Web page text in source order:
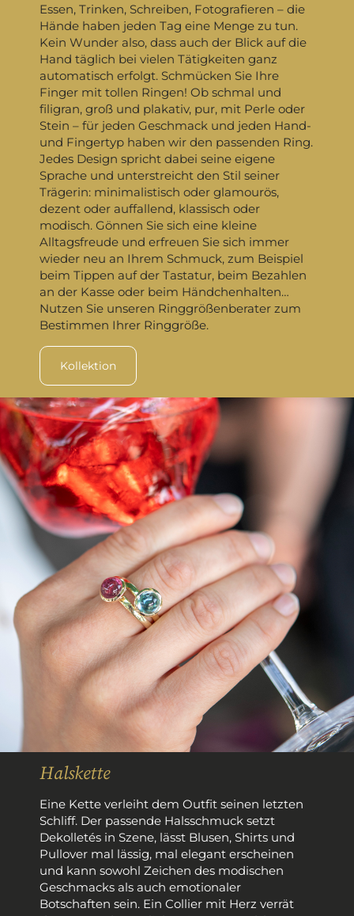
Essen, Trinken, Schreiben, Fotografieren – die
Hände haben jeden Tag eine Menge zu tun.
Kein Wunder also, dass auch der Blick auf die
Hand täglich bei vielen Tätigkeiten ganz
automatisch erfolgt. Schmücken Sie Ihre
Finger mit tollen Ringen! Ob schmal und
filigran, groß und plakativ, pur, mit Perle oder
Stein – für jeden Geschmack und jeden Hand-
und Fingertyp haben wir den passenden Ring.
Jedes Design spricht dabei seine eigene
Sprache und unterstreicht den Stil seiner
Trägerin: minimalistisch oder glamourös,
dezent oder auffallend, klassisch oder
modisch. Gönnen Sie sich eine kleine
Alltagsfreude und erfreuen Sie sich immer
wieder neu an Ihrem Schmuck, zum Beispiel
beim Tippen auf der Tastatur, beim Bezahlen
an der Kasse oder beim Händchenhalten…
Nutzen Sie unseren Ringgrößenberater zum
Bestimmen Ihrer Ringgröße.
Kollektion
Halskette
Eine Kette verleiht dem Outfit seinen letzten
Schliff. Der passende Halsschmuck setzt
Dekolletés in Szene, lässt Blusen, Shirts und
Pullover mal lässig, mal elegant erscheinen
und kann sowohl Zeichen des modischen
Geschmacks als auch emotionaler
Botschaften sein. Ein Collier mit Herz verrät